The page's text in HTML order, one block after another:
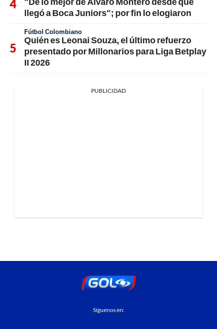
llegó a Boca Juniors"; por fin lo elogiaron
Fútbol Colombiano
Quién es Leonai Souza, el último refuerzo
presentado por Millonarios para Liga Betplay
II 2026
PUBLICIDAD
Síguenos en: